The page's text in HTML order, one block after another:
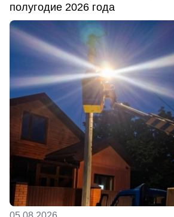
полугодие 2026 года